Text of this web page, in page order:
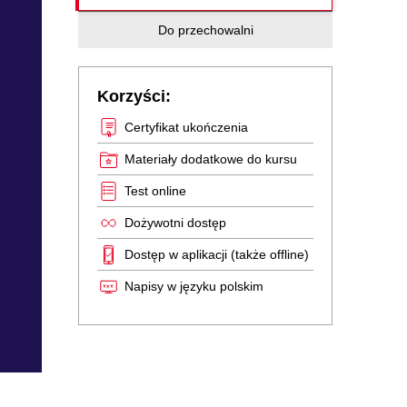
Do przechowalni
Korzyści:
Certyfikat ukończenia
Materiały dodatkowe do kursu
Test online
Dożywotni dostęp
Dostęp w aplikacji (także offline)
Napisy w języku polskim